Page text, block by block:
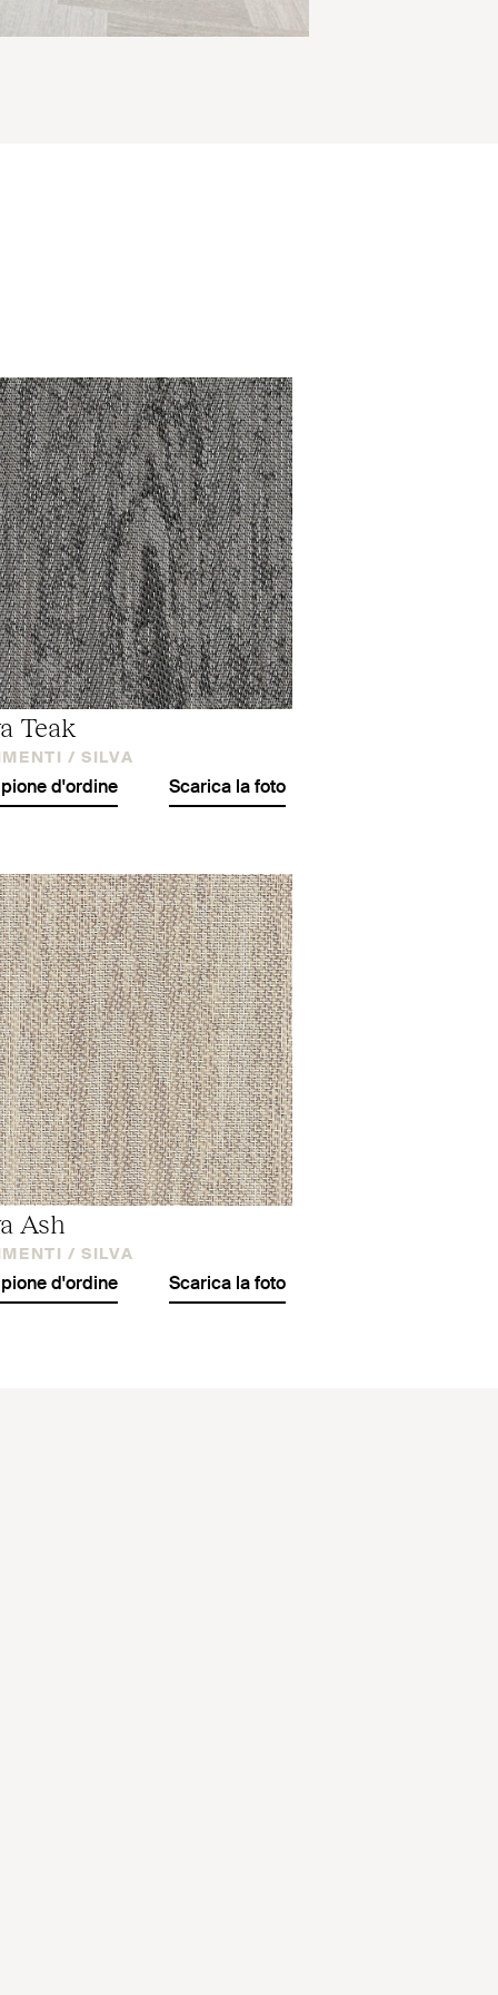
Teak
/ SILVA
d'ordine Scarica la foto
Ash
/ SILVA
d'ordine Scarica la foto